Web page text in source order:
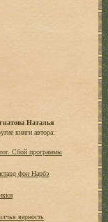
Наталья
книги автора:
Сбой программы
фон Нарбэ
верность